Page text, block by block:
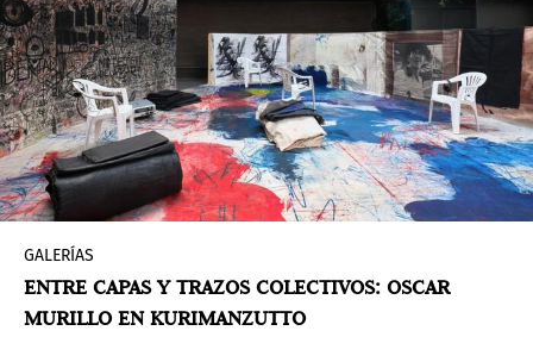
GALERÍAS
ENTRE CAPAS Y TRAZOS COLECTIVOS: OSCAR
MURILLO EN KURIMANZUTTO